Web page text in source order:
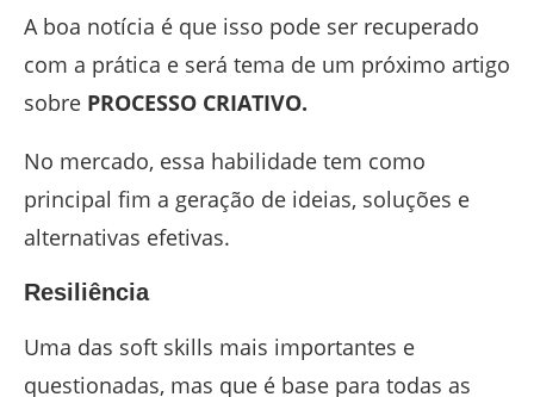
A boa notícia é que isso pode ser recuperado
com a prática e será tema de um próximo artigo
sobre PROCESSO CRIATIVO.
No mercado, essa habilidade tem como
principal fim a geração de ideias, soluções e
alternativas efetivas.
Resiliência
Uma das soft skills mais importantes e
questionadas, mas que é base para todas as